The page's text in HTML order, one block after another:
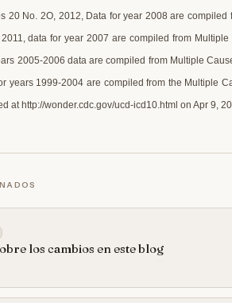
20 No. 2O, 2012, Data for year 2008 are
data for year 2007 are compiled from
2005-2006 data are compiled from Multiple
years 1999-2004 are compiled from the Multiple
at http://wonder.cdc.gov/ucd-icd10.html on Apr 9,
los cambios en este blog